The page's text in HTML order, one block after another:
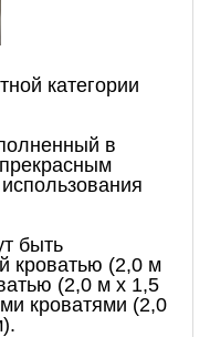
категории
в
быть
кроватью (2,0 м
(2,0 м х 1,5
кроватями (2,0